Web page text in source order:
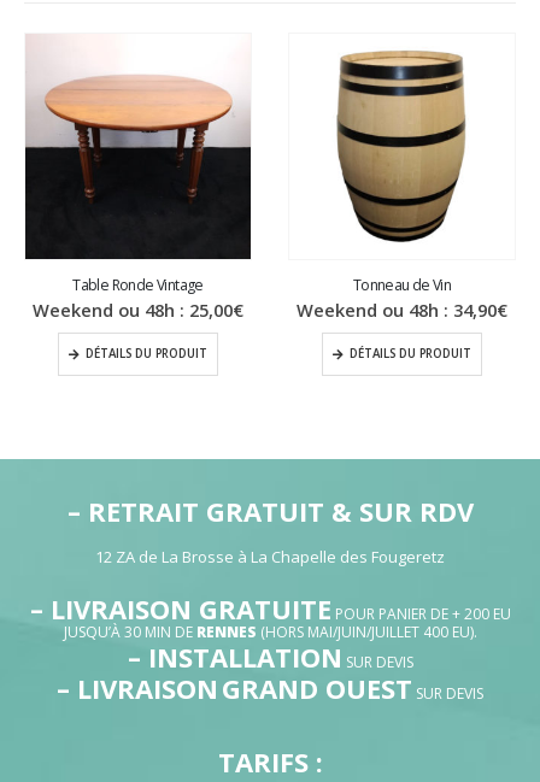
Table Ronde Vintage
Weekend ou 48h : 25,00€
DÉTAILS DU PRODUIT
Tonneau de Vin
Weekend ou 48h : 34,90€
DÉTAILS DU PRODUIT
– RETRAIT GRATUIT & SUR RDV
12 ZA de La Brosse à La Chapelle des Fougeretz
– LIVRAISON GRATUITE POUR PANIER DE + 200 EU
JUSQU’À 30 MIN DE RENNES (HORS MAI/JUIN/JUILLET 400 EU).
– INSTALLATION SUR DEVIS
– LIVRAISON GRAND OUEST SUR DEVIS
TARIFS :